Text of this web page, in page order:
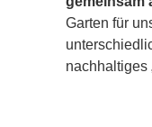
Garten für
nachhaltiges